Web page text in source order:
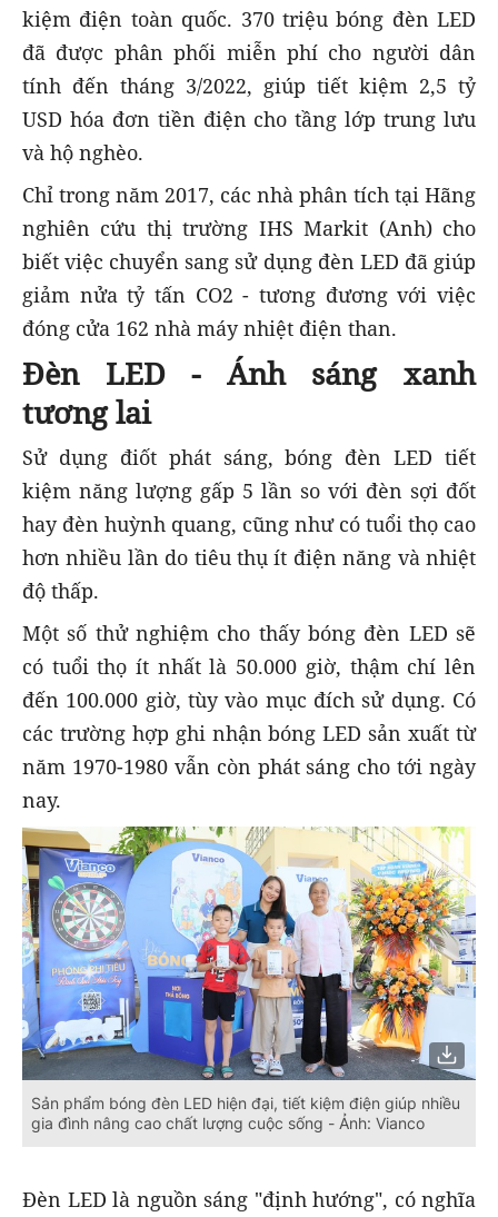
kiệm điện toàn quốc. 370 triệu bóng đèn LED
đã được phân phối miễn phí cho người dân
tính đến tháng 3/2022, giúp tiết kiệm 2,5 tỷ
USD hóa đơn tiền điện cho tầng lớp trung lưu
và hộ nghèo.
Chỉ trong năm 2017, các nhà phân tích tại Hãng
nghiên cứu thị trường IHS Markit (Anh) cho
biết việc chuyển sang sử dụng đèn LED đã giúp
giảm nửa tỷ tấn CO2 - tương đương với việc
đóng cửa 162 nhà máy nhiệt điện than.
Đèn LED - Ánh sáng xanh
tương lai
Sử dụng điốt phát sáng, bóng đèn LED tiết
kiệm năng lượng gấp 5 lần so với đèn sợi đốt
hay đèn huỳnh quang, cũng như có tuổi thọ cao
hơn nhiều lần do tiêu thụ ít điện năng và nhiệt
độ thấp.
Một số thử nghiệm cho thấy bóng đèn LED sẽ
có tuổi thọ ít nhất là 50.000 giờ, thậm chí lên
đến 100.000 giờ, tùy vào mục đích sử dụng. Có
các trường hợp ghi nhận bóng LED sản xuất từ
năm 1970-1980 vẫn còn phát sáng cho tới ngày
nay.
Sản phẩm bóng đèn LED hiện đại, tiết kiệm điện giúp nhiều
gia đình nâng cao chất lượng cuộc sống - Ảnh: Vianco
Đèn LED là nguồn sáng "định hướng", có nghĩa